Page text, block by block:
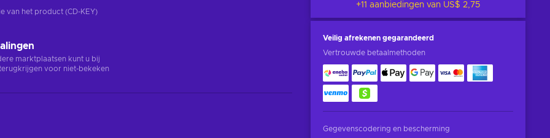
+11 aanbiedingen van US$ 2,75
Veilig afrekenen gegarandeerd
Vertrouwde betaalmethoden
Gegevenscodering en bescherming
van het product (CD-KEY)
marktplaatsen kunt u bij
voor niet-bekeken